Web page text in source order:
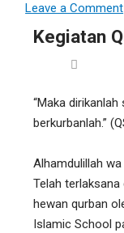
Leave a Comment
Kegiatan
“Maka
berkurbanlah.”
Alhamdulillah wa
Telah
hewan qurban
Islamic School